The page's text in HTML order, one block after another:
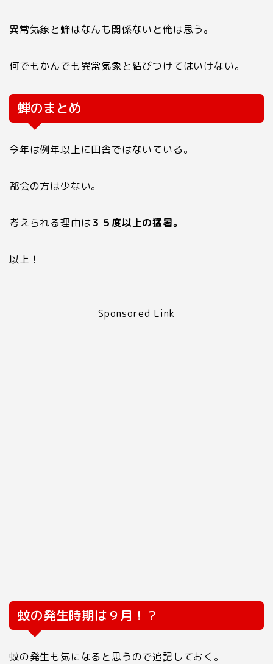
異常気象と蝉はなんも関係ないと俺は思う。
何でもかんでも異常気象と結びつけてはいけない。
蝉のまとめ
今年は例年以上に田舎ではないている。
都会の方は少ない。
考えられる理由は３５度以上の猛暑。
以上！
Sponsored Link
蚊の発生時期は９月！？
蚊の発生も気になると思うので追記しておく。